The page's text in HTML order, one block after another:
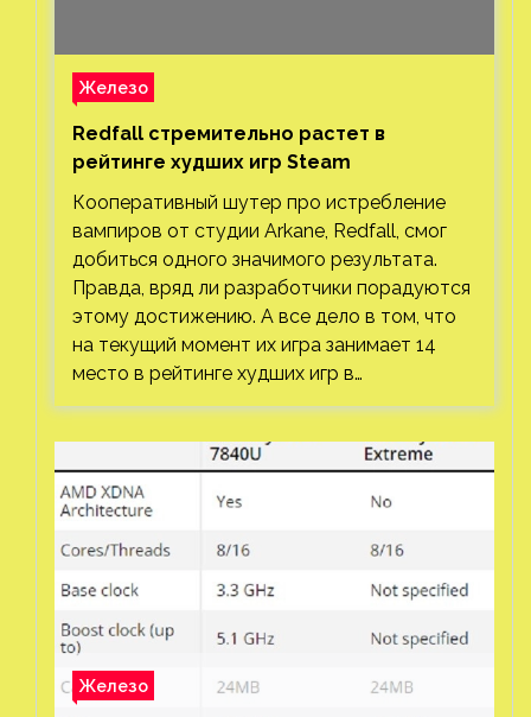
Железо
Redfall стремительно растет в
рейтинге худших игр Steam
Кооперативный шутер про истребление
вампиров от студии Arkane, Redfall, смог
добиться одного значимого результата.
Правда, вряд ли разработчики порадуются
этому достижению. А все дело в том, что
на текущий момент их игра занимает 14
место в рейтинге худших игр в…
Железо